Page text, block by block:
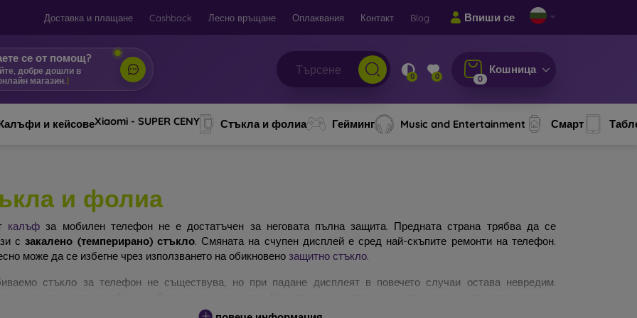
Доставка и плащане Cashback Лесно връщане Оплаквания Контакт Blog Впиши се
се от помощ?
добре дошли в
магазин. | 0 0 0
Кошница
и кейсовеXiaomi - SUPER CENY Стъкла и фолиа Гейминг Music and Entertainment Смарт
и фолиа
калъф за мобилен телефон не е достатъчен за неговата пълна защита. Предната страна трябва да се
сзакалено (темперирано) стъкло. Смяната на счупен дисплей е сред най-скъпите ремонти на телефон.
може да се избегне чрез използването на обикновено защитно стъкло.
стъкло за телефон не съществува, но при падане дисплеят в повечето случаи остава невредим.
ще бъде защитата му. На пазара съществуват няколко вида защитни стъкла за мобилни телефони. На какво